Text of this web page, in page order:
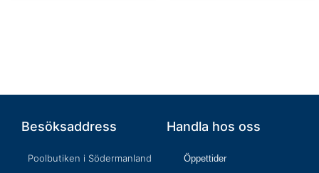
Besöksaddress
Poolbutiken i Södermanland
Handla hos oss
Öppettider